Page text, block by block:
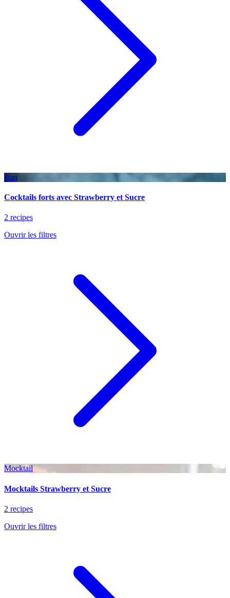
Fort
Cocktails forts avec Strawberry et Sucre
2 recipes
Ouvrir les filtres
Mocktail
Mocktails Strawberry et Sucre
2 recipes
Ouvrir les filtres